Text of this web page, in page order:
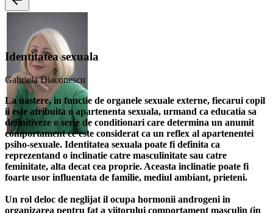
Identitatea sexuala
Gabriela Diaconescu
La nastere, in functie de organele sexuale externe, fiecarui copil
ii este atribuita o apartenenta sexuala, urmand ca educatia sa
definitiveze o serie de conditionari care determina un anumit
comportament ce este considerat ca un reflex al apartenentei
psiho-sexuale. Identitatea sexuala poate fi definita ca
reprezentand o inclinatie catre masculinitate sau catre
feminitate, alta decat cea proprie. Aceasta inclinatie poate fi
foarte usor influentata de familie, mediul ambiant, prieteni.
Un rol deloc de neglijat il ocupa hormonii androgeni in
organizarea pentru fat a viitorului comportament masculin (in